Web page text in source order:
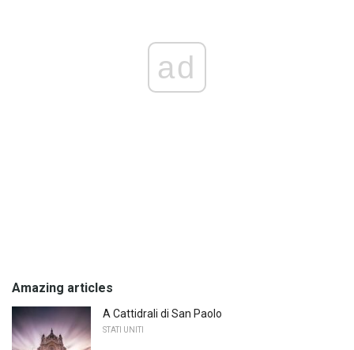
ad
Amazing articles
A Cattidrali di San Paolo
STATI UNITI